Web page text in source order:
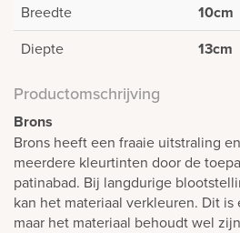
Breedte 10cm
Diepte 13cm
Productomschrijving
Brons
Brons heeft een fraaie uitstraling
meerdere kleurtinten door de
patinabad. Bij langdurige
kan het materiaal verkleuren. Dit
maar het materiaal behoudt wel